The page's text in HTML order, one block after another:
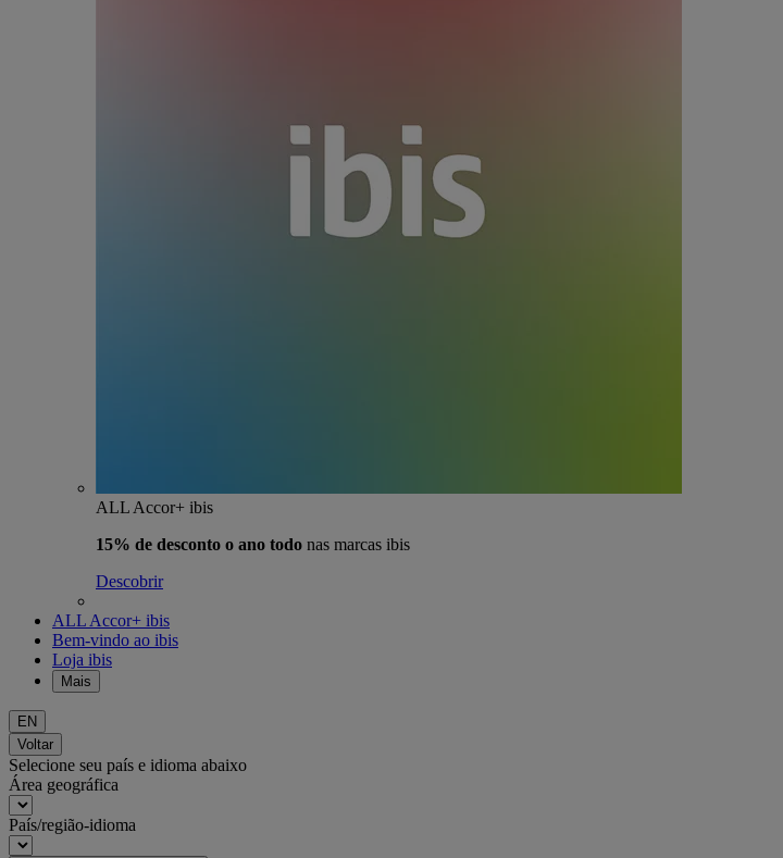
ALL Accor+ ibis
15% de desconto o ano todo nas marcas ibis
Descobrir
ALL Accor+ ibis
Bem-vindo ao ibis
Loja ibis
Mais
EN
Voltar
Selecione seu país e idioma abaixo
Área geográfica
País/região-idioma